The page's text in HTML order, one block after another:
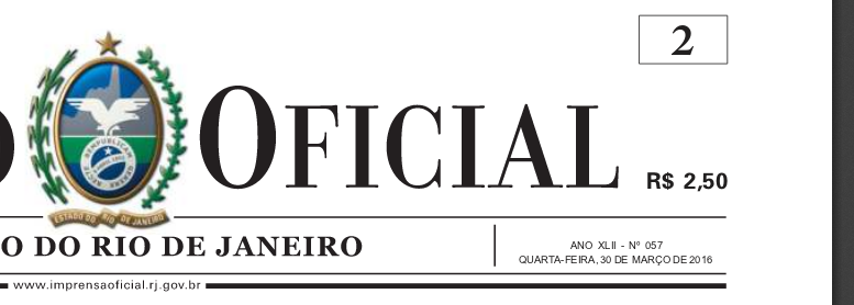
2

ANO XLII - Nº 057
QUARTA-FEIRA, 30 DE MARÇO DE 2016